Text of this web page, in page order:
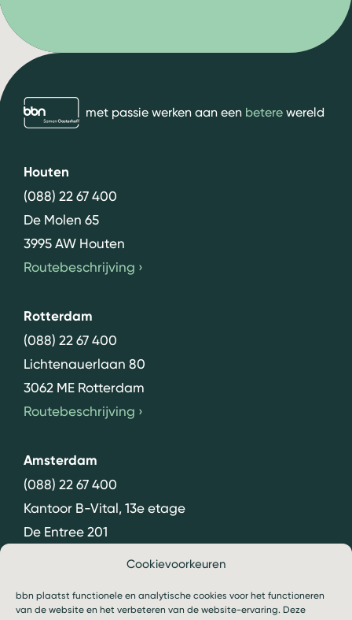
Cookievoorkeuren
bbn plaatst functionele en analytische cookies voor het functioneren
van de website en het verbeteren van de website-ervaring. Deze
bbn adviseursmet passie werken aan een beterewereld
Houten
(088) 22 67 400
De Molen 65
3995 AW Houten
Routebeschrijving ›
Rotterdam
(088) 22 67 400
Lichtenauerlaan 80
3062 ME Rotterdam
Routebeschrijving ›
Amsterdam
(088) 22 67 400
Kantoor B-Vital, 13e etage
De Entree 201
1101 HG Amsterdam